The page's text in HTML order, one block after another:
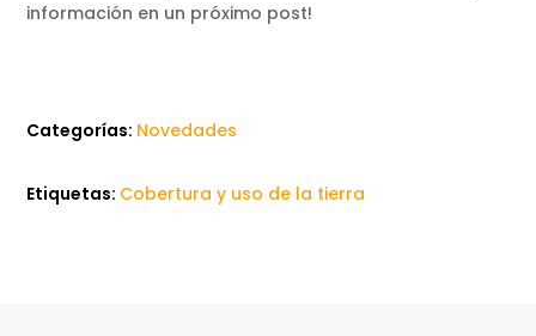
información en un próximo post!
Categorías: Novedades
Etiquetas: Cobertura y uso de la tierra